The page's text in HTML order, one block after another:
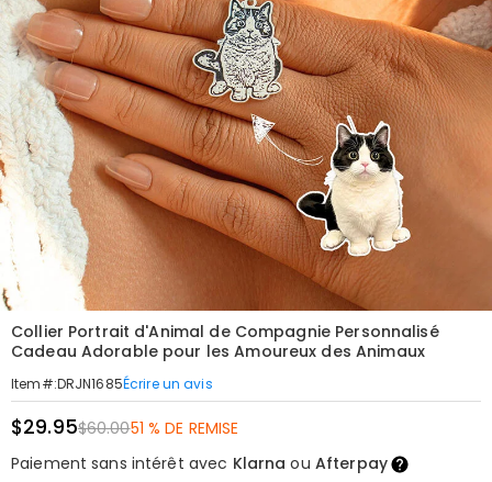
Collier Portrait d'Animal de Compagnie Personnalisé
Cadeau Adorable pour les Amoureux des Animaux
Item#:DRJN1685Écrire un avis
$29.95$60.0051 % DE REMISE
Paiement sans intérêt avec Klarna ou Afterpay